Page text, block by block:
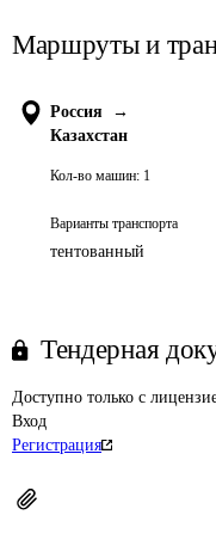
Маршруты и
Россия
→
Казахстан
Кол-во машин: 1
Варианты транспорта
тентованный
Тендерная
Доступно только с
Вход
Регистрация